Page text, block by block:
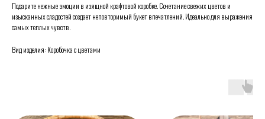
Подарите нежные эмоции в изящной крафтовой коробке. Сочетание свежих цветов и
изысканных сладостей создает неповторимый букет впечатлений. Идеально для выражения
самых теплых чувств.
Вид изделия: Коробочка с цветами